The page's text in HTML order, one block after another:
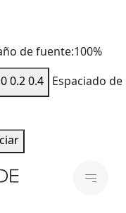
de fuente:100%
00.20.4 Espaciado de